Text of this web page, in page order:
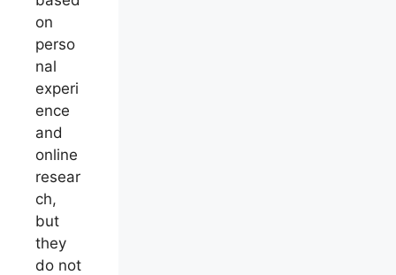
on
perso
nal
experi
ence
and
online
resear
ch,
but
they
do not